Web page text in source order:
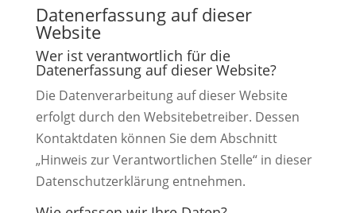
Datenerfassung auf dieser
Website
Wer ist verantwortlich für die
Datenerfassung auf dieser Website?
Die Datenverarbeitung auf dieser Website
erfolgt durch den Websitebetreiber. Dessen
Kontaktdaten können Sie dem Abschnitt
„Hinweis zur Verantwortlichen Stelle“ in dieser
Datenschutzerklärung entnehmen.